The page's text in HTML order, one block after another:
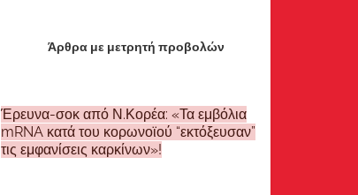
Άρθρα με μετρητή προβολών
Έρευνα-σοκ από Ν.Κορέα: «Τα εμβόλια
mRNA κατά του κορωνοϊού “εκτόξευσαν”
τις εμφανίσεις καρκίνων»!